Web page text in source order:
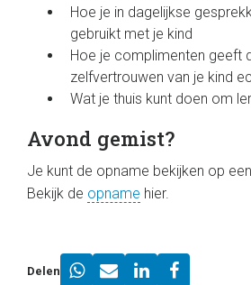
Hoe je in dagelijkse
gebruikt met je kind
Hoe je complimenten geeft
zelfvertrouwen van je kind
Wat je thuis kunt doen om
Avond gemist?
Je kunt de opname bekijken op
Bekijk de opname hier.
Delen